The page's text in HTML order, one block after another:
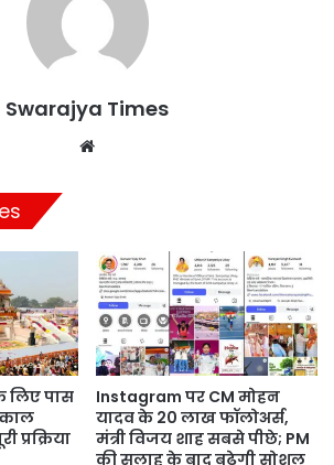
Swarajya Times
लिए पास
प्रक्रिया
Instagram पर CM मोहन
यादव के 20 लाख फॉलोअर्स,
मंत्री विजय शाह सबसे पीछे; PM
की सलाह के बाद बढ़ेगी सोशल